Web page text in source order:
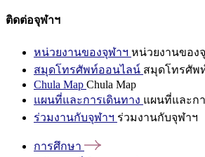
ติดต่อจุฬาฯ
หน่วยงานของจุฬาฯ หน่วยงานของ
สมุดโทรศัพท์ออนไลน์ สมุดโทรศัพ
Chula Map Chula Map
แผนที่และการเดินทาง แผนที่และก
ร่วมงานกับจุฬาฯ ร่วมงานกับจุฬาฯ
การศึกษา